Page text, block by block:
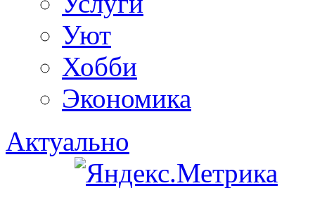
Уют
Хобби
Экономика
Актуально